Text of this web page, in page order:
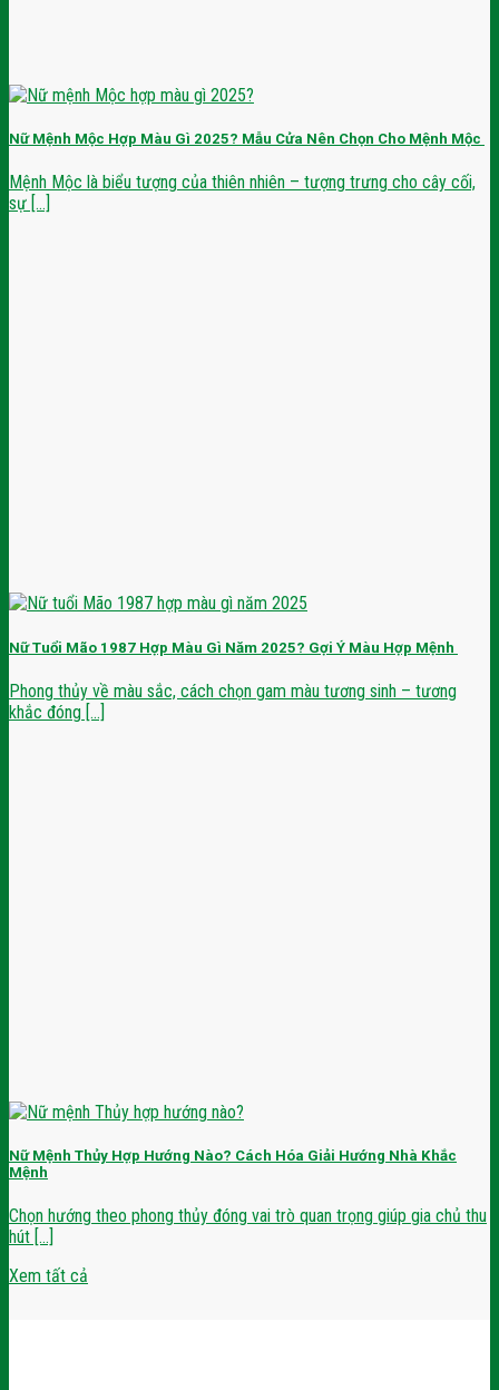
Nữ Mệnh Mộc Hợp Màu Gì 2025? Mẫu Cửa Nên Chọn Cho Mệnh Mộc
Mệnh Mộc là biểu tượng của thiên nhiên – tượng trưng cho cây cối,
sự [...]
Nữ Tuổi Mão 1987 Hợp Màu Gì Năm 2025? Gợi Ý Màu Hợp Mệnh
Phong thủy về màu sắc, cách chọn gam màu tương sinh – tương
khắc đóng [...]
Nữ Mệnh Thủy Hợp Hướng Nào? Cách Hóa Giải Hướng Nhà Khắc
Mệnh
Chọn hướng theo phong thủy đóng vai trò quan trọng giúp gia chủ thu
hút [...]
Xem tất cả